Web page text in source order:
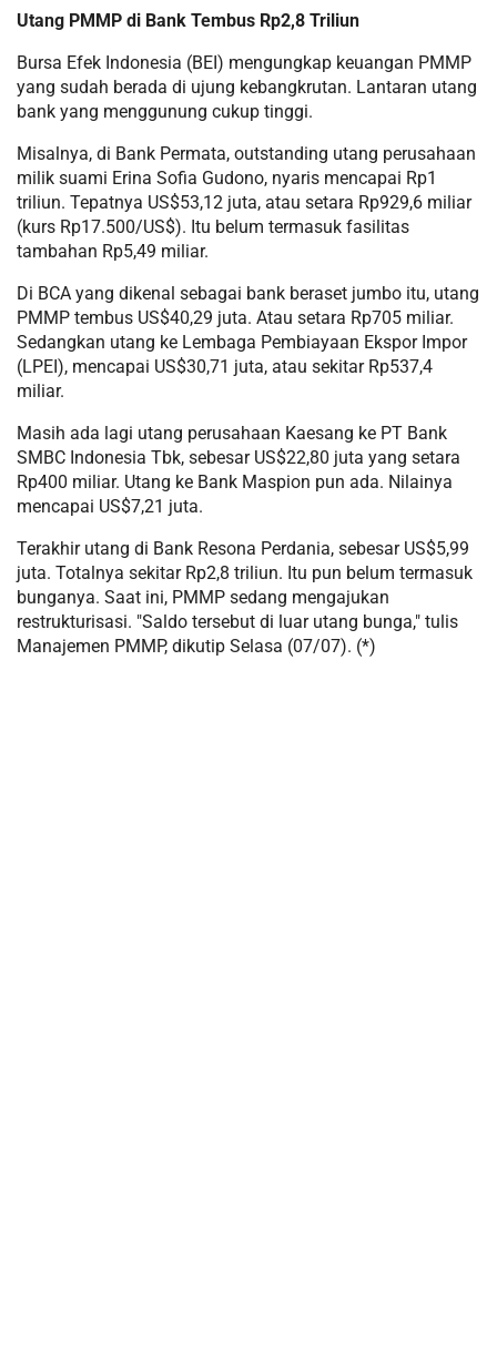
Utang PMMP di Bank Tembus Rp2,8 Triliun
Bursa Efek Indonesia (BEI) mengungkap keuangan PMMP
yang sudah berada di ujung kebangkrutan. Lantaran utang
bank yang menggunung cukup tinggi.
Misalnya, di Bank Permata, outstanding utang perusahaan
milik suami Erina Sofia Gudono, nyaris mencapai Rp1
triliun. Tepatnya US$53,12 juta, atau setara Rp929,6 miliar
(kurs Rp17.500/US$). Itu belum termasuk fasilitas
tambahan Rp5,49 miliar.
Di BCA yang dikenal sebagai bank beraset jumbo itu, utang
PMMP tembus US$40,29 juta. Atau setara Rp705 miliar.
Sedangkan utang ke Lembaga Pembiayaan Ekspor Impor
(LPEI), mencapai US$30,71 juta, atau sekitar Rp537,4
miliar.
Masih ada lagi utang perusahaan Kaesang ke PT Bank
SMBC Indonesia Tbk, sebesar US$22,80 juta yang setara
Rp400 miliar. Utang ke Bank Maspion pun ada. Nilainya
mencapai US$7,21 juta.
Terakhir utang di Bank Resona Perdania, sebesar US$5,99
juta. Totalnya sekitar Rp2,8 triliun. Itu pun belum termasuk
bunganya. Saat ini, PMMP sedang mengajukan
restrukturisasi. "Saldo tersebut di luar utang bunga," tulis
Manajemen PMMP, dikutip Selasa (07/07). (*)